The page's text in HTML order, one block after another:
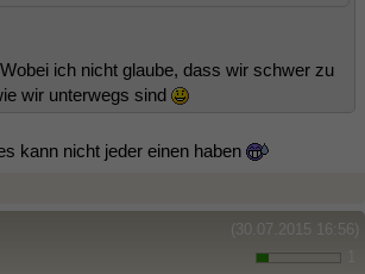
ich nicht glaube, dass wir schwer zu
wir unterwegs sind
kann nicht jeder einen haben
(30.07.2015 16:56)